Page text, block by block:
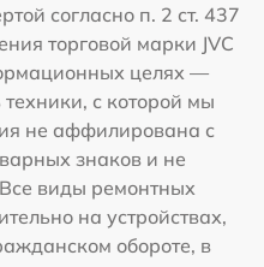
согласно п. 2 ст. 437
торговой марки JVC
целях —
с которой мы
не аффилирована с
знаков и не
виды ремонтных
на устройствах,
обороте, в